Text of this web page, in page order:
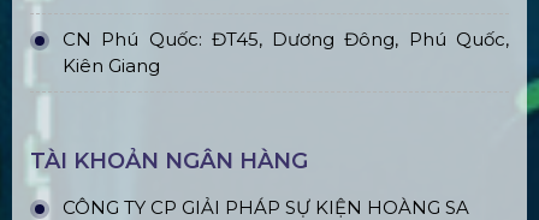
CN Phú Quốc: ĐT45, Dương Đông, Phú Quốc,
Kiên Giang
TÀI KHOẢN NGÂN HÀNG
CÔNG TY CP GIẢI PHÁP SỰ KIỆN HOÀNG SA